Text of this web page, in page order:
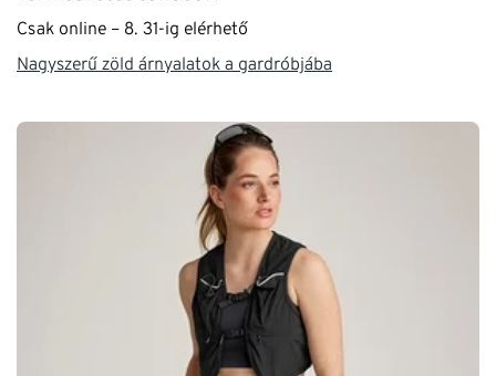
Csak online – 8. 31-ig elérhető
Nagyszerű zöld árnyalatok a gardróbjába